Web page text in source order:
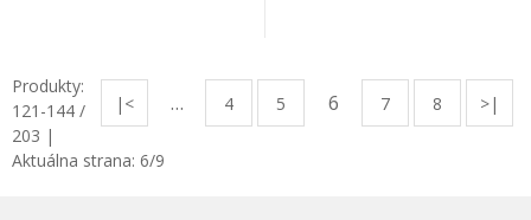
|< … 4 5 6 7 8 >|
Produkty:
121 -144 /
203 |
Aktuálna strana: 6/9